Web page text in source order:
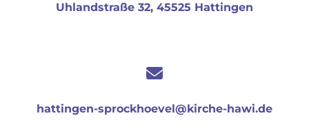
Uhlandstraße 32, 45525 Hattingen
hattingen-sprockhoevel@kirche-hawi.de